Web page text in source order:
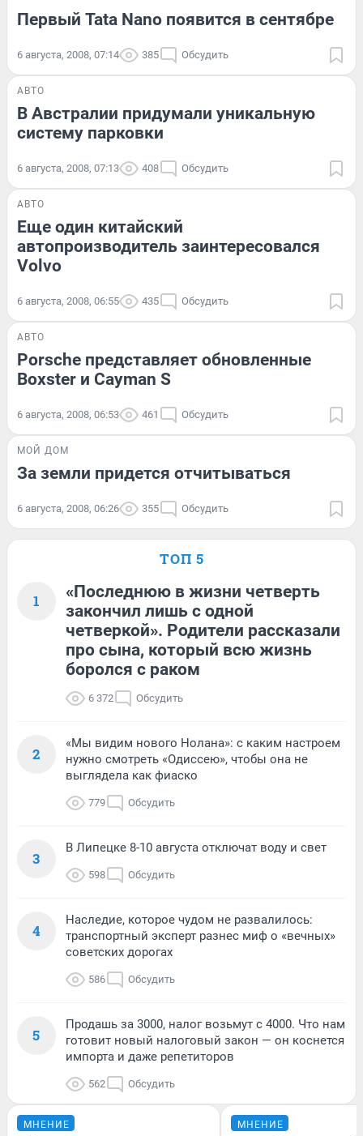
Первый Tata Nano появится в сентябре
6 августа, 2008, 07:14 385 Обсудить
АВТО
В Австралии придумали уникальную
систему парковки
6 августа, 2008, 07:13 408 Обсудить
АВТО
Еще один китайский
автопроизводитель заинтересовался
Volvo
6 августа, 2008, 06:55 435 Обсудить
АВТО
Porsche представляет обновленные
Boxster и Cayman S
6 августа, 2008, 06:53 461 Обсудить
МОЙ ДОМ
За земли придется отчитываться
6 августа, 2008, 06:26 355 Обсудить
ТОП 5
1
«Последнюю в жизни четверть
закончил лишь с одной
четверкой». Родители рассказали
про сына, который всю жизнь
боролся с раком
6 372 Обсудить
2
«Мы видим нового Нолана»: с каким настроем
нужно смотреть «Одиссею», чтобы она не
выглядела как фиаско
779 Обсудить
3
В Липецке 8-10 августа отключат воду и свет
598 Обсудить
4
Наследие, которое чудом не развалилось:
транспортный эксперт разнес миф о «вечных»
советских дорогах
586 Обсудить
5
Продашь за 3000, налог возьмут с 4000. Что нам
готовит новый налоговый закон — он коснется
импорта и даже репетиторов
562 Обсудить
МНЕНИЕ МНЕНИЕ